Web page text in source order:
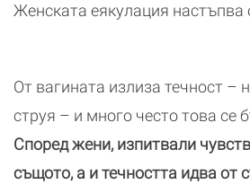
Женската еякулация
От вагината излиза течност –
струя – и много често това се
Според жени, изпитвали
същото, а и течността идва от